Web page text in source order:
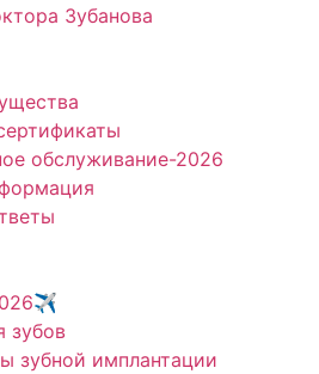
Зубанова
обслуживание-2026
зубов
зубной имплантации